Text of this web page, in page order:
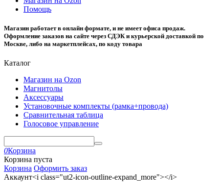
Помощь
Магазин работает в онлайн формате, и не имеет офиса продаж.
Оформление заказов на сайте через СДЭК и курьерской доставкой по
Москве, либо на маркетплейсах, по коду товара
Каталог
Магазин на Ozon
Магнитолы
Аксессуары
Установочные комплекты (рамка+провода)
Сравнительная таблица
Голосовое управление
0Корзина
Корзина пуста
Корзина Оформить заказ
Аккаунт<i class="ut2-icon-outline-expand_more"></i>